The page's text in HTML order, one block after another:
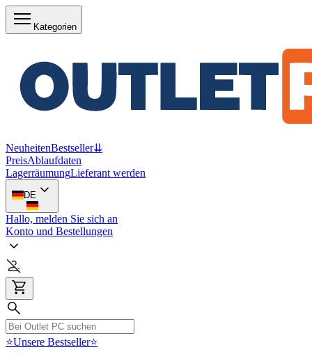
Kategorien
NeuheitenBestseller⇊
PreisAblaufdaten
LagerräumungLieferant werden
DE
Hallo, melden Sie sich an
Konto und Bestellungen
⭐Unsere Bestseller⭐